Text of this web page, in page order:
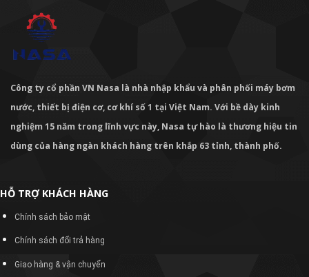
Công ty cổ phần VN Nasa là nhà nhập khẩu và phân phối máy bơm
nước, thiết bị điện cơ, cơ khí số 1 tại Việt Nam. Với bề dày kinh
nghiệm 15 năm trong lĩnh vực này, Nasa tự hào là thương hiệu tin
dùng của hàng ngàn khách hàng trên khắp 63 tỉnh, thành phố.
HỖ TRỢ KHÁCH HÀNG
Chính sách bảo mật
Chính sách đổi trả hàng
Giao hàng & vận chuyển